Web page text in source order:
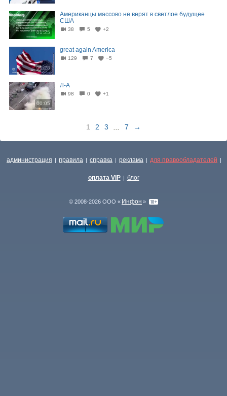
01:25
Американцы массово не верят в светлое будущее
США
38 5 +2
00:28
great again America
129 7 −5
00:05
Л-А
98 0 +1
1 2 3 7 →
администрация | правила | справка | реклама | для правообладателей |
оплата VIP | блог
© 2008-2026 ООО « Инфон »